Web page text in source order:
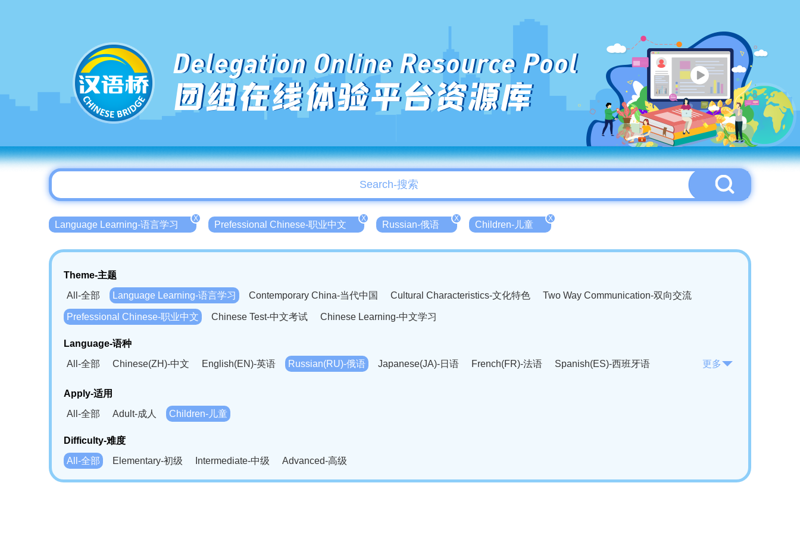
Delegation Online Resource Pool
团组在线体验平台资源库
Language Learning-语言学习
X
Prefessional Chinese-职业中文
X
Russian-俄语
X
Children-儿童
X
Theme-主题
All-全部
Language Learning-语言学习 Contemporary China-当代中国 Cultural Characteristics-文化特色 Two Way Communication-双向交流
Prefessional Chinese-职业中文 Chinese Test-中文考试 Chinese Learning-中文学习
Language-语种
All-全部
Chinese(ZH)-中文 English(EN)-英语 Russian(RU)-俄语 Japanese(JA)-日语 French(FR)-法语
Spanish(ES)-西班牙语
Bahasa Melayu(MS)-马来语
Swahili(SW)-斯瓦西里语
Kampuchea(KH)-柬埔寨语
更多
Apply-适用
All-全部
Adult-成人 Children-儿童
Difficulty-难度
All-全部
Elementary-初级 Intermediate-中级 Advanced-高级